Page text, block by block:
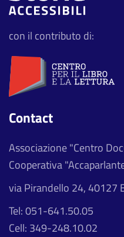
con il contributo di:
Contact
Associazione "Centro
Cooperativa
via Pirandello 24, 40127
Tel: 051-641.50.05
Cell: 349-248.10.02